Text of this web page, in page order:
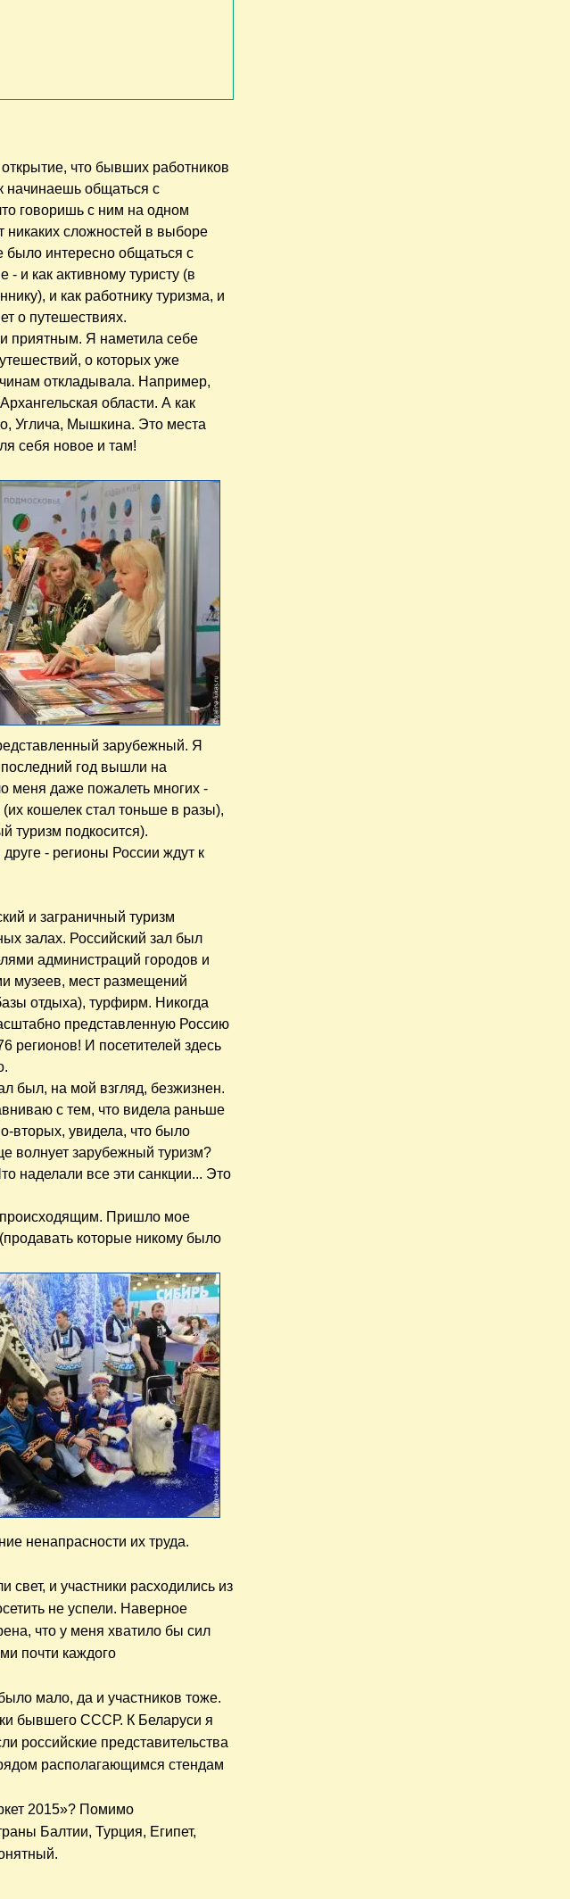
что бывших работников
начинаешь общаться с
говоришь с ним на одном
никаких сложностей в выборе
интересно общаться с
и как активному туристу (в
и как работнику туризма, и
о путешествиях.
приятным. Я наметила себе
о которых уже
откладывала. Например,
области. А как
Углича, Мышкина. Это места
себя новое и там!
зарубежный. Я
последний год вышли на
меня даже пожалеть многих -
кошелек стал тоньше в разы),
туризм подкосится).
- регионы России ждут к
и заграничный туризм
залах. Российский зал был
администраций городов и
музеев, мест размещений
отдыха), турфирм. Никогда
представленную Россию
регионов! И посетителей здесь
был, на мой взгляд, безжизнен.
с тем, что видела раньше
вторых, увидела, что было
волнует зарубежный туризм?
наделали все эти санкции... Это
происходящим. Пришло мое
которые никому было
ненапрасности их труда.
и участники расходились из
не успели. Наверное
что у меня хватило бы сил
почти каждого
мало, да и участников тоже.
бывшего СССР. К Беларуси я
российские представительства
располагающимся стендам
2015»? Помимо
Балтии, Турция, Египет,